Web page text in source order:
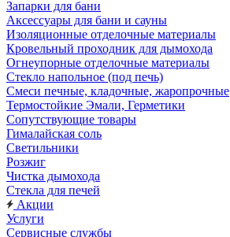
Запарки для бани
Аксессуары для бани и сауны
Изоляционные отделочные материалы
Кровельный проходник для дымохода
Огнеупорные отделочные материалы
Стекло напольное (под печь)
Смеси печные, кладочные, жаропрочные
Термостойкие Эмали, Герметики
Сопутствующие товары
Гималайская соль
Светильники
Розжиг
Чистка дымохода
Стекла для печей
Акции
Услуги
Сервисные службы